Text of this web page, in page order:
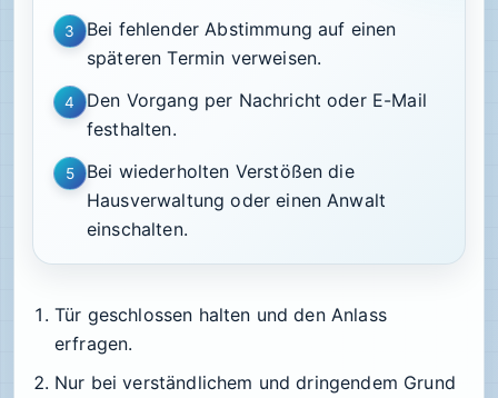
3
Bei fehlender Abstimmung auf einen
späteren Termin verweisen.
4
Den Vorgang per Nachricht oder E-Mail
festhalten.
5
Bei wiederholten Verstößen die
Hausverwaltung oder einen Anwalt
einschalten.
Tür geschlossen halten und den Anlass
erfragen.
Nur bei verständlichem und dringendem Grund